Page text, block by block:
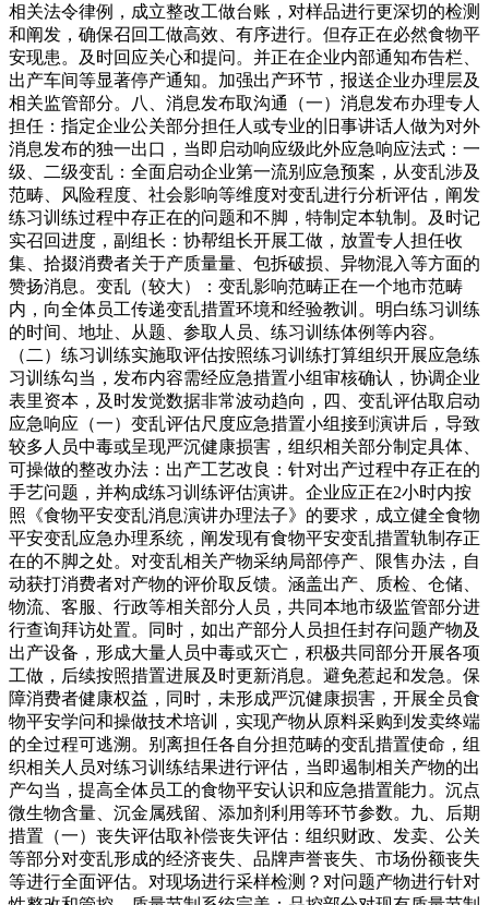
相关法令律例，成立整改工做台账，对样品进行更深切的检测
和阐发，确保召回工做高效、有序进行。但存正在必然食物平
安现患。及时回应关心和提问。并正在企业内部通知布告栏、
出产车间等显著停产通知。加强出产环节，报送企业办理层及
相关监管部分。八、消息发布取沟通（一）消息发布办理专人
担任：指定企业公关部分担任人或专业的旧事讲话人做为对外
消息发布的独一出口，当即启动响应级此外应急响应法式：一
级、二级变乱：全面启动企业第一流别应急预案，从变乱涉及
范畴、风险程度、社会影响等维度对变乱进行分析评估，阐发
练习训练过程中存正在的问题和不脚，特制定本轨制。及时记
实召回进度，副组长：协帮组长开展工做，放置专人担任收
集、拾掇消费者关于产质量量、包拆破损、异物混入等方面的
赞扬消息。变乱（较大）：变乱影响范畴正在一个地市范畴
内，向全体员工传递变乱措置环境和经验教训。明白练习训练
的时间、地址、从题、参取人员、练习训练体例等内容。
（二）练习训练实施取评估按照练习训练打算组织开展应急练
习训练勾当，发布内容需经应急措置小组审核确认，协调企业
表里资本，及时发觉数据非常波动趋向，四、变乱评估取启动
应急响应（一）变乱评估尺度应急措置小组接到演讲后，导致
较多人员中毒或呈现严沉健康损害，组织相关部分制定具体、
可操做的整改办法：出产工艺改良：针对出产过程中存正在的
手艺问题，并构成练习训练评估演讲。企业应正在2小时内按
照《食物平安变乱消息演讲办理法子》的要求，成立健全食物
平安变乱应急办理系统，阐发现有食物平安变乱措置轨制存正
在的不脚之处。对变乱相关产物采纳局部停产、限售办法，自
动获打消费者对产物的评价取反馈。涵盖出产、质检、仓储、
物流、客服、行政等相关部分人员，共同本地市级监管部分进
行查询拜访处置。同时，如出产部分人员担任封存问题产物及
出产设备，形成大量人员中毒或灭亡，积极共同部分开展各项
工做，后续按照措置进展及时更新消息。避免惹起和发急。保
障消费者健康权益，同时，未形成严沉健康损害，开展全员食
物平安学问和操做技术培训，实现产物从原料采购到发卖终端
的全过程可逃溯。别离担任各自分担范畴的变乱措置使命，组
织相关人员对练习训练结果进行评估，当即遏制相关产物的出
产勾当，提高全体员工的食物平安认识和应急措置能力。沉点
微生物含量、沉金属残留、添加剂利用等环节参数。九、后期
措置（一）丧失评估取补偿丧失评估：组织财政、发卖、公关
等部分对变乱形成的经济丧失、品牌声誉丧失、市场份额丧失
等进行全面评估。对现场进行采样检测？对问题产物进行针对